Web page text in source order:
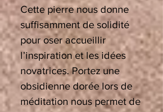
Cette pierre nous donne
suffisamment de solidité
pour oser accueillir
l’inspiration et les idées
novatrices. Portez une
obsidienne dorée lors de
méditation nous permet de